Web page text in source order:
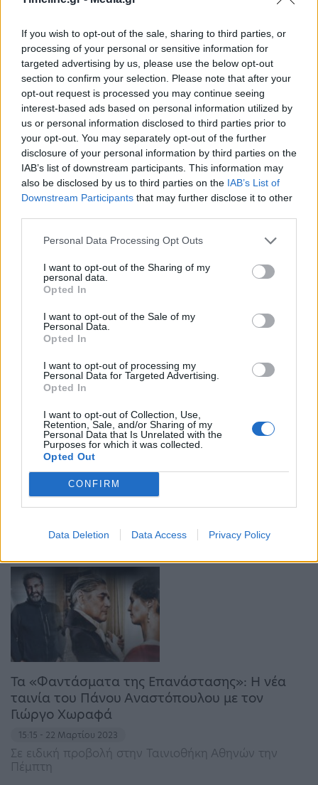
If you wish to opt-out of the sale, sharing to third parties, or
processing of your personal or sensitive information for
targeted advertising by us, please use the below opt-out
section to confirm your selection. Please note that after your
opt-out request is processed you may continue seeing
interest-based ads based on personal information utilized by
us or personal information disclosed to third parties prior to
your opt-out. You may separately opt-out of the further
disclosure of your personal information by third parties on the
IAB’s list of downstream participants. This information may
also be disclosed by us to third parties on the IAB’s List of
Downstream Participants that may further disclose it to other
Personal Data Processing Opt Outs
I want to opt-out of the Sharing of my
personal data.
Opted In
I want to opt-out of the Sale of my
Personal Data.
Opted In
I want to opt-out of processing my
Personal Data for Targeted Advertising.
Opted In
I want to opt-out of Collection, Use,
Retention, Sale, and/or Sharing of my
Personal Data that Is Unrelated with the
Purposes for which it was collected.
Opted Out
CONFIRM
Data Deletion Data Access Privacy Policy
16:44 - 24 Απριλίου 2023
Η παράσταση ανοίγει τις πόρτες της για σχολεία
στις 25 Απριλίου και για γενικό κοινό στις 2 Μαΐου
Τσαφούλιας: Μετά το τέλος του «Έτερος Εγώ»
ετοιμάζει τις «Δεκαεπτά κλωστές» με τον
Βλάχο
Η σειρά ολοκληρώθηκε την περασμένη Δευτέρα στη
συνδρομητική πλατφόρμα και θα ακολουθήσει
Γιάννης Χουβαρδάς – Ελευσίνα Πολιτιστική
Πρωτεύουσα: Ανοιχτή πρόσκληση για την
παράσταση «Μην…
20:10 - 25 Μαρτίου 2023
τις 22 και από τις 24 έως τις 29 Μαΐου στις Αποθήκες
του Παλαιού Ελαιουργείου Ελευσίνας
Τα «Φαντάσματα της Επανάστασης»: Η νέα
ταινία του Πάνου Αναστόπουλου με τον
Γιώργο Χωραφά
15:15 - 22 Μαρτίου 2023
Σε ειδική προβολή στην Ταινιοθήκη Αθηνών την
Πέμπτη